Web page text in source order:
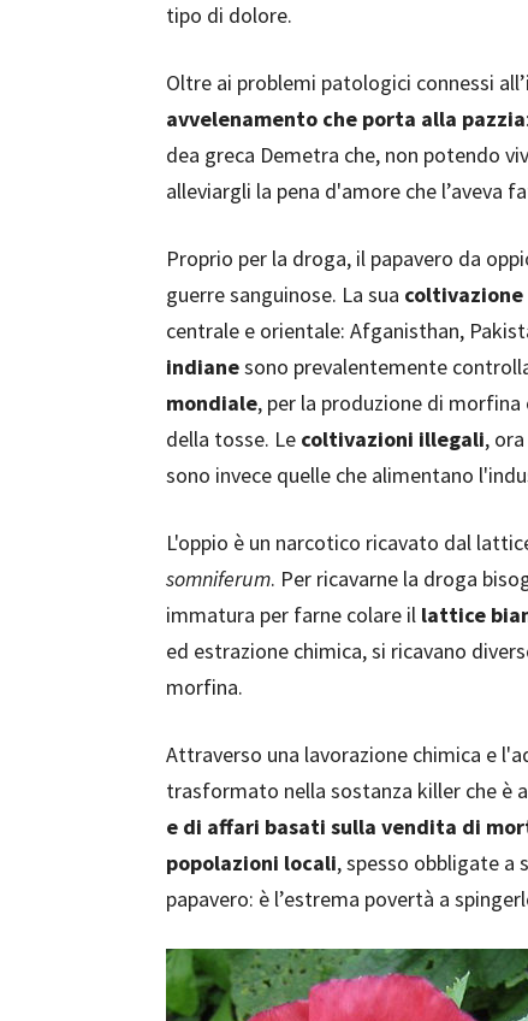
tipo di dolore.
Oltre ai problemi patologici connessi
avvelenamento che porta alla pazzia
dea greca Demetra che, non potendo
alleviargli la pena d'amore che l’aveva
Proprio per la droga, il papavero da
guerre sanguinose. La sua coltivazione
centrale e orientale: Afganisthan,
indianesono prevalentemente
mondiale, per la produzione di
della tosse. Le coltivazioni illegali,
sono invece quelle che alimentano
L'oppio è un narcotico ricavato dal
somniferum. Per ricavarne la droga
immatura per farne colare il lattice
ed estrazione chimica, si ricavano
morfina.
Attraverso una lavorazione chimica e
trasformato nella sostanza killer che è
e di affari basati sulla vendita di
popolazioni locali, spesso obbligate a
papavero: è l’estrema povertà a